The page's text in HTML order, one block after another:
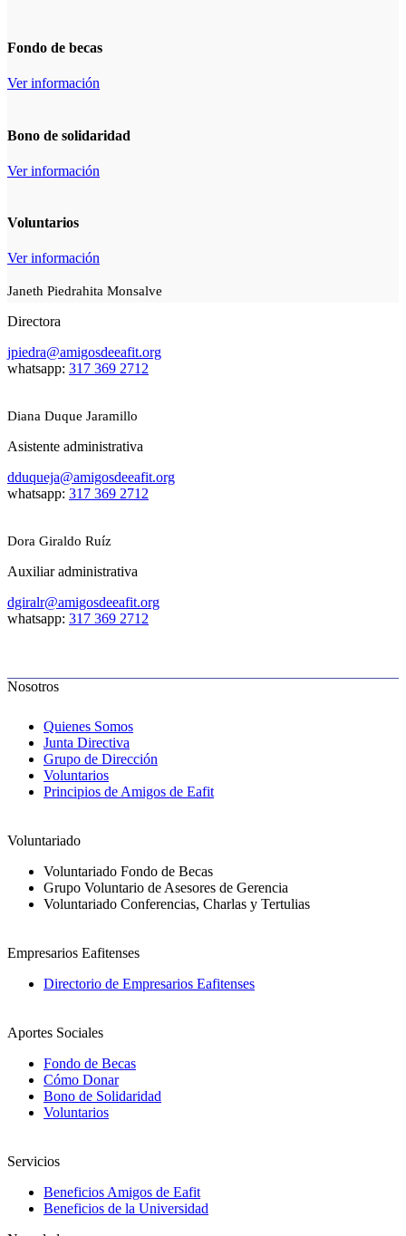
Fondo de becas
Ver información
Bono de solidaridad
Ver información
Voluntarios
Ver información
Janeth Piedrahita Monsalve
Directora
jpiedra@amigosdeeafit.org
whatsapp: 317 369 2712
Diana Duque Jaramillo
Asistente administrativa
dduqueja@amigosdeeafit.org
whatsapp: 317 369 2712
Dora Giraldo Ruíz
Auxiliar administrativa
dgiralr@amigosdeeafit.org
whatsapp: 317 369 2712
Nosotros
Quienes Somos
Junta Directiva
Grupo de Dirección
Voluntarios
Principios de Amigos de Eafit
Voluntariado
Voluntariado Fondo de Becas
Grupo Voluntario de Asesores de Gerencia
Voluntariado Conferencias, Charlas y Tertulias
Empresarios Eafitenses
Directorio de Empresarios Eafitenses
Aportes Sociales
Fondo de Becas
Cómo Donar
Bono de Solidaridad
Voluntarios
Servicios
Beneficios Amigos de Eafit
Beneficios de la Universidad